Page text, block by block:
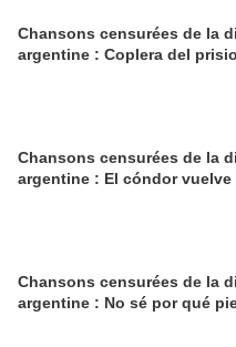
Chansons censurées de la
argentine : Coplera del
Chansons censurées de la
argentine : El cóndor vuelve
Chansons censurées de la
argentine : No sé por qué